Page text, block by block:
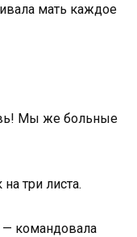
мать каждое
Мы же больные
три листа.
— командовала